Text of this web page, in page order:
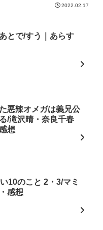
2022.02.17
とで/すう｜あらす
悪辣オメガは義兄公
/滝沢晴・奈良千春
想
10のこと 2・3/マミ
感想